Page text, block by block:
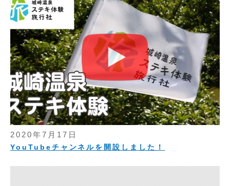
2020年7月17日
YouTubeチャンネルを開設しました！